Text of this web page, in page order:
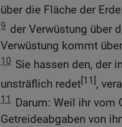
über die Fläche der
9 der Verwüstung über
Verwüstung kommt
10 Sie hassen den, der
unsträflich redet[11],
11 Darum: Weil ihr vom
Getreideabgaben von